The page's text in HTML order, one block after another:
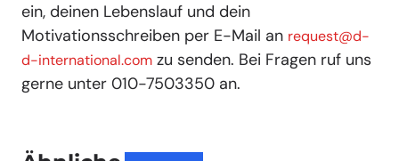
ein, deinen Lebenslauf und dein
Motivationsschreiben per E-Mail an request@d-
d-international.com zu senden. Bei Fragen ruf uns
gerne unter 010-7503350 an.